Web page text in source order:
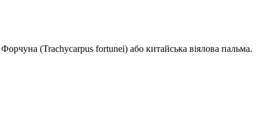
(Trachycarpus fortunei) або китайська віялова пальма.